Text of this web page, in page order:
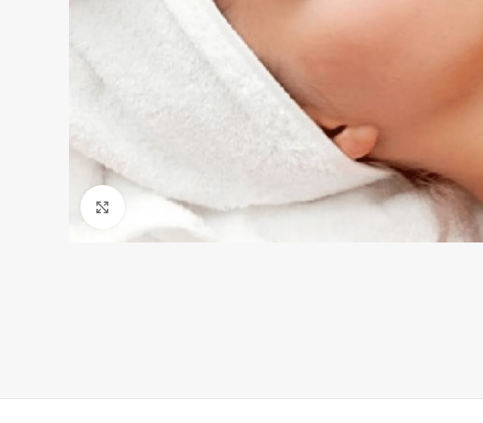
Click para agrandar